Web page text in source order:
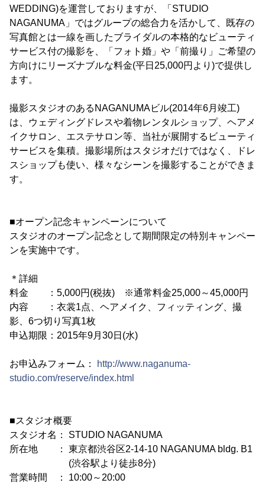
WEDDING)を運営しておりますが、「STUDIO
NAGANUMA」ではグループの総合力を活かして、既存の
写真館とは一線を画したブライダルの本格的なビューティ
サービス付の撮影を、「フォト婚」や「前撮り」ご希望の
方向けにリーズナブルな料金(平日25,000円より)で提供し
ます。
撮影スタジオのあるNAGANUMAビル(2014年6月竣工)
は、ウェディングドレスや着物レンタルショップ、ヘアメ
イクサロン、エステサロン等、当社が展開するビューティ
サービスを集積。撮影場所はスタジオだけではなく、ドレ
スショップも使い、様々なシーンを撮影することができま
す。
■オープン記念キャンペーンについて
スタジオのオープン記念として期間限定の特別キャンペー
ンを実施中です。
＊詳細
料金 ：5,000円(税抜) ※通常料金25,000～45,000円
内容 ：衣裳1点、ヘアメイク、フィッティング、撮
影、6つ切り写真1枚
申込期限：2015年9月30日(水)
お申込みフォーム：
http://www.naganuma-
studio.com/reserve/index.html
■スタジオ概要
スタジオ名： STUDIO NAGANUMA
所在地 ： 東京都渋谷区2-14-10 NAGANUMA bldg. B1
(渋谷駅より徒歩8分)
営業時間 ： 10:00～20:00